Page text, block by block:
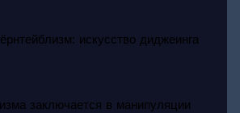
заключается в манипуляции